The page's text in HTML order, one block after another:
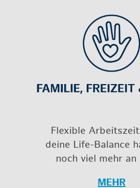
Fle­xi­ble
deine Life-Ba­lan­ce
noch viel mehr an
MEHR